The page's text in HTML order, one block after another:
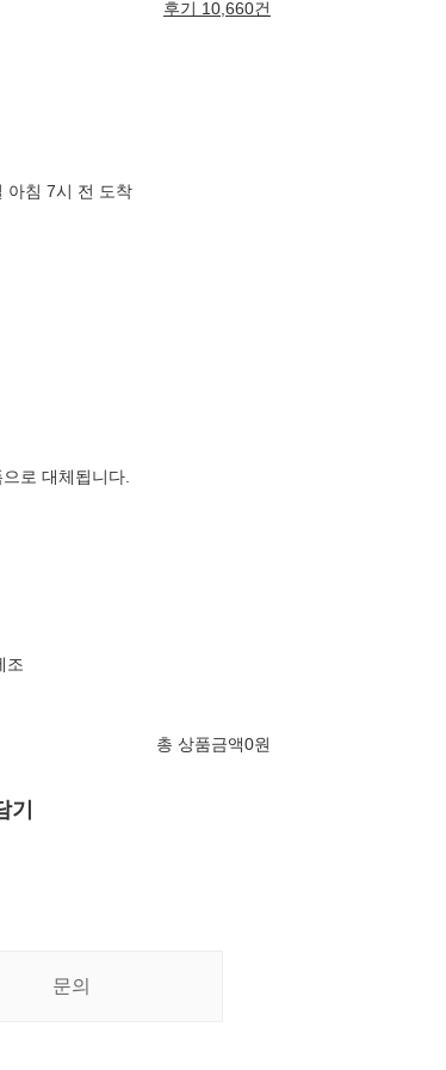
후기 10,660건
아침 7시 전 도착
로 대체됩니다.
조
총 상품금액0원
기
문의